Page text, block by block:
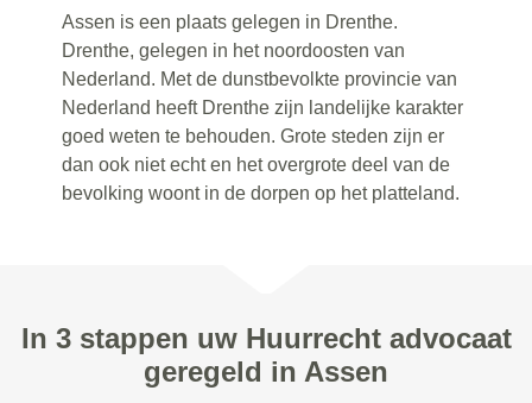
Assen is een plaats gelegen in Drenthe.
Drenthe, gelegen in het noordoosten van
Nederland. Met de dunstbevolkte provincie van
Nederland heeft Drenthe zijn landelijke karakter
goed weten te behouden. Grote steden zijn er
dan ook niet echt en het overgrote deel van de
bevolking woont in de dorpen op het platteland.
In 3 stappen uw Huurrecht advocaat
geregeld in Assen